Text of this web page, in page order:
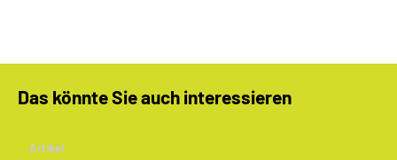
Das könnte Sie auch interessieren
Artikel